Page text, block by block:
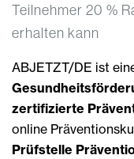
Teilnehmer 20 %
erhalten kann
ABJETZT/DE ist
zertifizierte
online
Prüfstelle